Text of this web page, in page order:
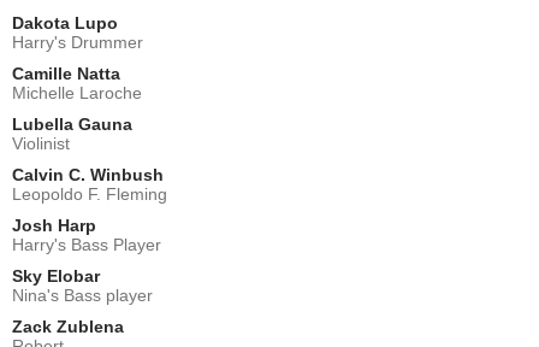
Dakota Lupo
Harry's Drummer
Camille Natta
Michelle Laroche
Lubella Gauna
Violinist
Calvin C. Winbush
Leopoldo F. Fleming
Josh Harp
Harry's Bass Player
Sky Elobar
Nina's Bass player
Zack Zublena